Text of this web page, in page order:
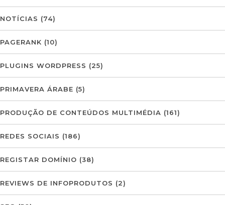
NOTÍCIAS (74)
PAGERANK (10)
PLUGINS WORDPRESS (25)
PRIMAVERA ÁRABE (5)
PRODUÇÃO DE CONTEÚDOS MULTIMÉDIA (161)
REDES SOCIAIS (186)
REGISTAR DOMÍNIO (38)
REVIEWS DE INFOPRODUTOS (2)